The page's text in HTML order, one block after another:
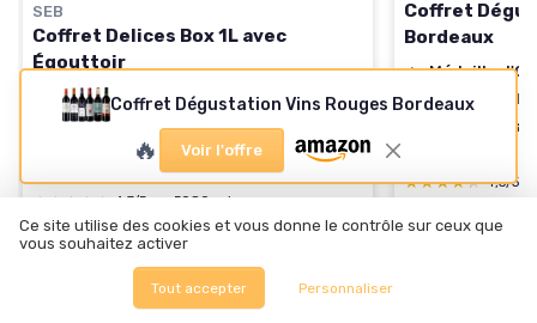
SEB
Coffret Delices Box 1L avec
Égouttoir
Contenance de 1 L idéale pour le yaourt
et le fromage blanc
égouttoirpratique
Facile à nettoyer et à utiliser
★★★★★
★★★★★ 4,7/5 — 5089 avis
Voir l'offre
Coffret
Bordeaux
＋ Médaille d'Or
＋ Sélection de
★★★★★
★★★★★ 4,3/5
Voir l'offre
Coffret Dégustation Vins Rouges Bordeaux
🔥 Voir l'offre
Ce site utilise des cookies et vous donne le contrôle sur ceux que
vous souhaitez activer
Tout accepter Personnaliser